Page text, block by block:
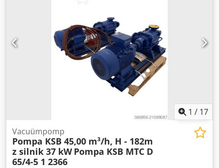
1 / 17
Vacuümpomp
Pompa KSB 45,00 m³/h, H - 182m
z silnik 37 kW Pompa KSB MTC D
65/4-5 1 2366